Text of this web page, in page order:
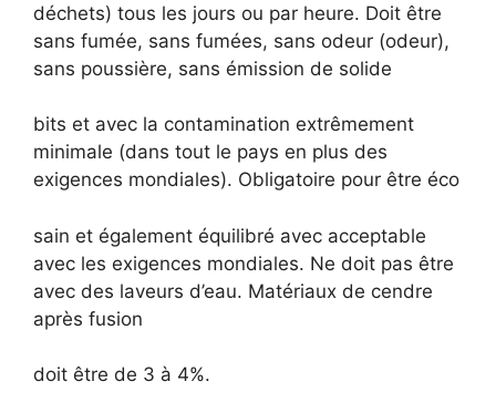
déchets) tous les jours ou par heure. Doit être
sans fumée, sans fumées, sans odeur (odeur),
sans poussière, sans émission de solide
bits et avec la contamination extrêmement
minimale (dans tout le pays en plus des
exigences mondiales). Obligatoire pour être éco
sain et également équilibré avec acceptable
avec les exigences mondiales. Ne doit pas être
avec des laveurs d’eau. Matériaux de cendre
après fusion
doit être de 3 à 4%.